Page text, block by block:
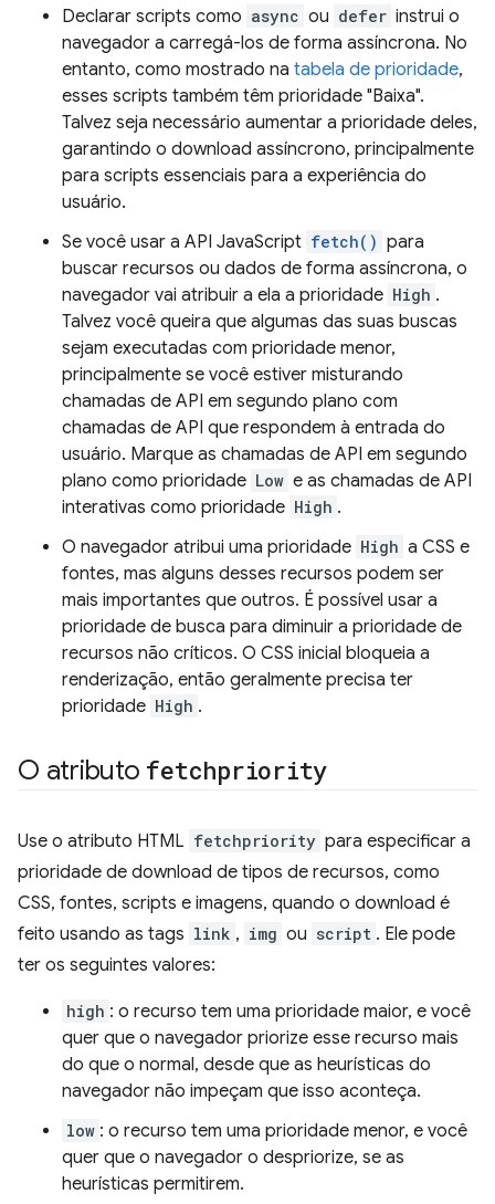
Declarar scripts como async ou defer instrui o
navegador a carregá-los de forma assíncrona. No
entanto, como mostrado na tabela de prioridade,
esses scripts também têm prioridade "Baixa".
Talvez seja necessário aumentar a prioridade deles,
garantindo o download assíncrono, principalmente
para scripts essenciais para a experiência do
usuário.
Se você usar a API JavaScript fetch() para
buscar recursos ou dados de forma assíncrona, o
navegador vai atribuir a ela a prioridade High .
Talvez você queira que algumas das suas buscas
sejam executadas com prioridade menor,
principalmente se você estiver misturando
chamadas de API em segundo plano com
chamadas de API que respondem à entrada do
usuário. Marque as chamadas de API em segundo
plano como prioridade Low e as chamadas de API
interativas como prioridade High .
O navegador atribui uma prioridade High a CSS e
fontes, mas alguns desses recursos podem ser
mais importantes que outros. É possível usar a
prioridade de busca para diminuir a prioridade de
recursos não críticos. O CSS inicial bloqueia a
renderização, então geralmente precisa ter
prioridade High .
O atributo fetchpriority
Use o atributo HTML fetchpriority para especificar a
prioridade de download de tipos de recursos, como
CSS, fontes, scripts e imagens, quando o download é
feito usando as tags link , img ou script . Ele pode
ter os seguintes valores:
high : o recurso tem uma prioridade maior, e você
quer que o navegador priorize esse recurso mais
do que o normal, desde que as heurísticas do
navegador não impeçam que isso aconteça.
low : o recurso tem uma prioridade menor, e você
quer que o navegador o despriorize, se as
heurísticas permitirem.